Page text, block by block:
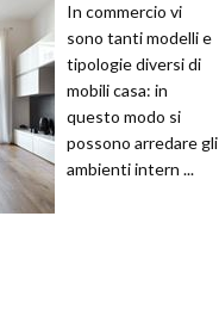
In commercio vi
sono tanti modelli e
tipologie diversi di
mobili casa: in
questo modo si
possono arredare gli
ambienti intern ...